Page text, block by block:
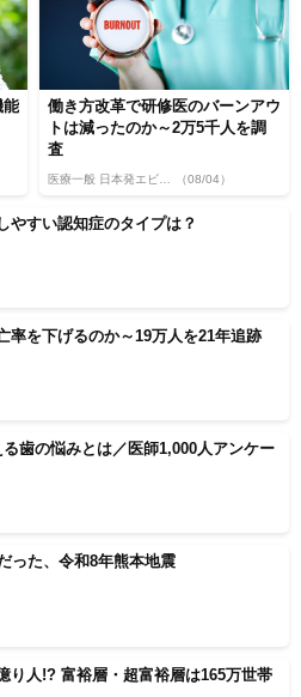
能
働き方改革で研修医のバーンアウ
トは減ったのか～2万5千人を調
査
（08/04）
やすい認知症のタイプは？
率を下げるのか～19万人を21年追跡
歯の悩みとは／医師1,000人アンケー
った、令和8年熊本地震
り人!? 富裕層・超富裕層は165万世帯